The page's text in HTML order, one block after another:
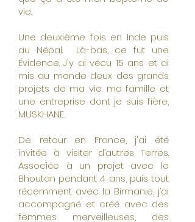
vie.
Une deuxième fois en Inde puis
au Népal. Là-bas, ce fut une
Évidence. J'y ai vécu 15 ans et ai
mis au monde deux des grands
projets de ma vie: ma famille et
une entreprise dont je suis fière,
MUSKHANE.
De retour en France, j'ai été
invitée à visiter d’autres Terres.
Associée à un projet avec le
Bhoutan pendant 4 ans, puis tout
récemment avec la Birmanie, j’ai
accompagné et créé avec des
femmes merveilleuses, des